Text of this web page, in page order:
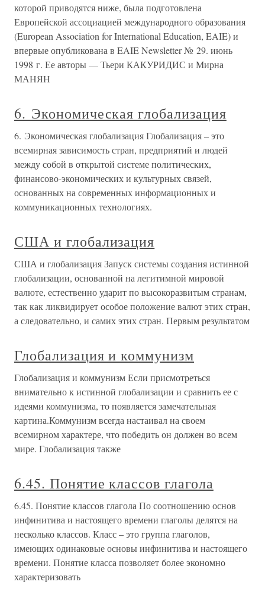
которой приводятся ниже, была подготовлена
Европейской ассоциацией международного образования
(European Association for International Education, EAIE) и
впервые опубликована в EAIE Newsletter № 29. июнь
1998 г. Ее авторы — Тьери КАКУРИДИС и Мирна
МАНЯН
6. Экономическая глобализация
6. Экономическая глобализация Глобализация – это
всемирная зависимость стран, предприятий и людей
между собой в открытой системе политических,
финансово-экономических и культурных связей,
основанных на современных информационных и
коммуникационных технологиях.
США и глобализация
США и глобализация Запуск системы создания истинной
глобализации, основанной на легитимной мировой
валюте, естественно ударит по высокоразвитым странам,
так как ликвидирует особое положение валют этих стран,
а следовательно, и самих этих стран. Первым результатом
Глобализация и коммунизм
Глобализация и коммунизм Если присмотреться
внимательно к истинной глобализации и сравнить ее с
идеями коммунизма, то появляется замечательная
картина.Коммунизм всегда настаивал на своем
всемирном характере, что победить он должен во всем
мире. Глобализация также
6.45. Понятие классов глагола
6.45. Понятие классов глагола По соотношению основ
инфинитива и настоящего времени глаголы делятся на
несколько классов. Класс – это группа глаголов,
имеющих одинаковые основы инфинитива и настоящего
времени. Понятие класса позволяет более экономно
характеризовать